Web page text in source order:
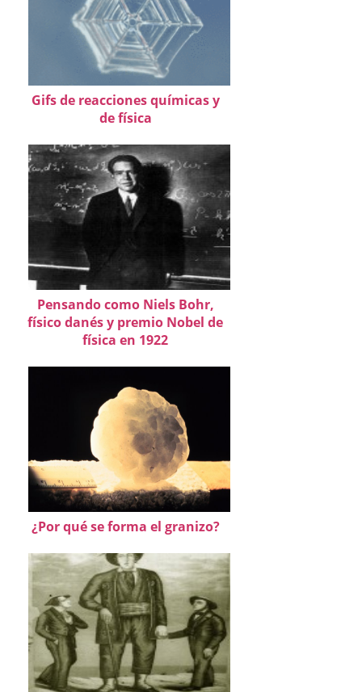
Gifs de reacciones químicas y
de física
Pensando como Niels Bohr,
físico danés y premio Nobel de
física en 1922
¿Por qué se forma el granizo?